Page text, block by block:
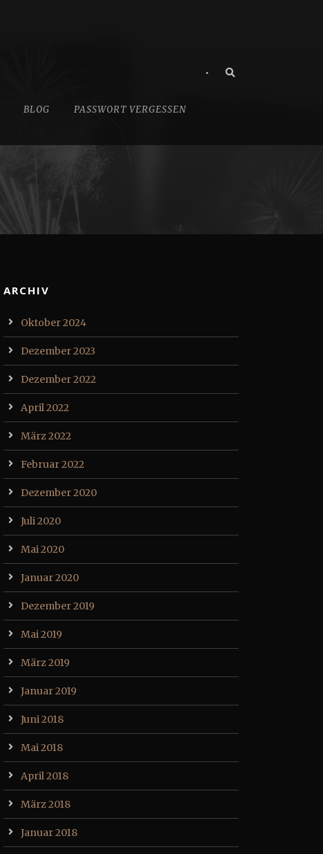
BLOG PASSWORT VERGESSEN
•
ARCHIV
Oktober 2024
Dezember 2023
Dezember 2022
April 2022
März 2022
Februar 2022
Dezember 2020
Juli 2020
Mai 2020
Januar 2020
Dezember 2019
Mai 2019
März 2019
Januar 2019
Juni 2018
Mai 2018
April 2018
März 2018
Januar 2018